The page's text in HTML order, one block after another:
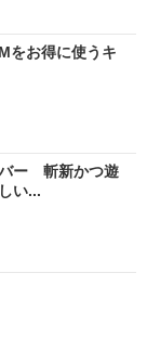
をお得に使うキ
ー 斬新かつ遊
い...